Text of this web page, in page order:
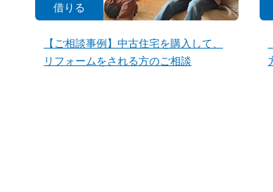
借りる
【ご相談事例】中古住宅を購入して、
リフォームをされる方のご相談